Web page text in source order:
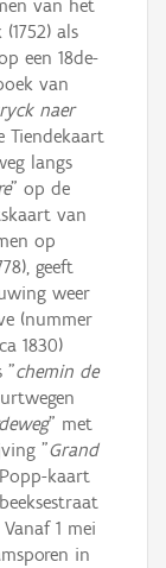
van het
als
een 18de-
van
naer
Tiendekaart
langs
" op de
van
op
geeft
weer
(nummer
1830)
"chemin de
" met
"Grand
kaart
1 mei
in